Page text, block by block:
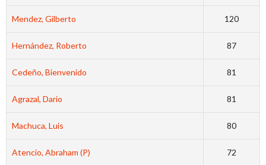
Mendez, Gilberto 120
Hernández, Roberto 87
Cedeño, Bienvenido 81
Agrazal, Dario 81
Machuca, Luis 80
Atencio, Abraham (P) 72